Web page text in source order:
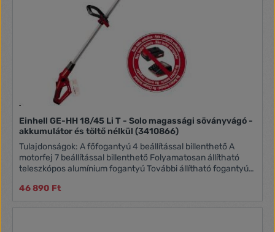
Einhell GE-HH 18/45 Li T - Solo magassági söványvágó -
akkumulátor és töltő nélkül (3410866)
Tulajdonságok: A főfogantyú 4 beállítással billenthető A
motorfej 7 beállítással billenthető Folyamatosan állítható
teleszkópos alumínium fogantyú További állítható fogantyú
vágott és gyémánt csiszolt acélból készült penge Erős
vágóvédő a tároláshoz és szállításhoz Akkumulátor és töltő
46 890 Ft